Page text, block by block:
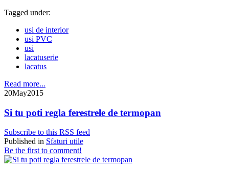
Tagged under:
usi de interior
usi PVC
usi
lacatuserie
lacatus
Read more...
20May2015
Si tu poti regla ferestrele de termopan
Subscribe to this RSS feed
Published in Sfaturi utile
Be the first to comment!